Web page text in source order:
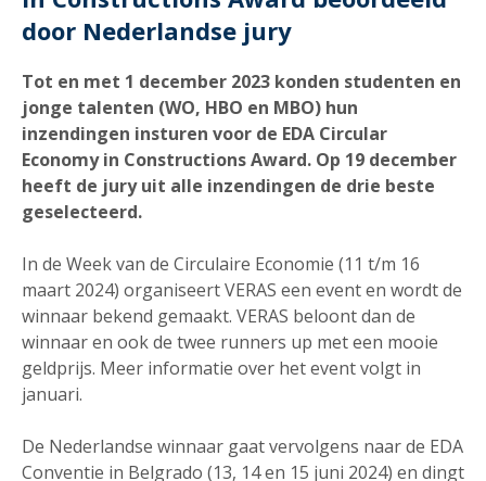
door Nederlandse jury
Tot en met 1 december 2023 konden studenten en
jonge talenten (WO, HBO en MBO) hun
inzendingen insturen voor de EDA Circular
Economy in Constructions Award. Op 19 december
heeft de jury uit alle inzendingen de drie beste
geselecteerd.
In de Week van de Circulaire Economie (11 t/m 16
maart 2024) organiseert VERAS een event en wordt de
winnaar bekend gemaakt. VERAS beloont dan de
winnaar en ook de twee runners up met een mooie
geldprijs. Meer informatie over het event volgt in
januari.
De Nederlandse winnaar gaat vervolgens naar de EDA
Conventie in Belgrado (13, 14 en 15 juni 2024) en dingt